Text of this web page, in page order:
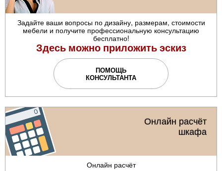
Задайте ваши вопросы по дизайну, размерам, стоимости
мебели и получите профессиональную консультацию
бесплатно!
Здесь можно приложить эскиз
ПОМОЩЬ
КОНСУЛЬТАНТА
Онлайн расчёт
шкафа
Онлайн расчёт